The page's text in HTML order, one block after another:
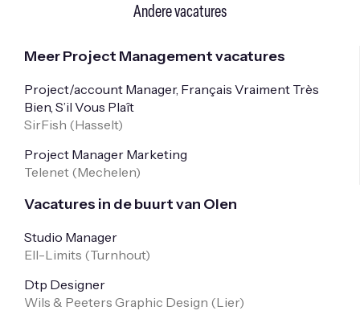
Andere vacatures
Meer Project Management vacatures
Project/account Manager, Français Vraiment Très
Bien, S’il Vous Plaît
SirFish (Hasselt)
Project Manager Marketing
Telenet (Mechelen)
Vacatures in de buurt van Olen
Studio Manager
Ell-Limits (Turnhout)
Dtp Designer
Wils & Peeters Graphic Design (Lier)